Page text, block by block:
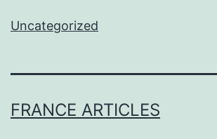
Uncategorized
FRANCE ARTICLES